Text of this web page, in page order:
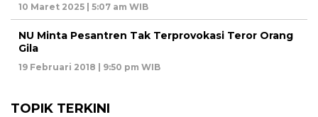
10 Maret 2025 | 5:07 am WIB
NU Minta Pesantren Tak Terprovokasi Teror Orang
Gila
19 Februari 2018 | 9:50 pm WIB
TOPIK TERKINI